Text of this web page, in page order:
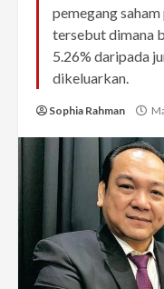
pemegang
tersebut dimana
5.26% daripada
dikeluarkan.
Sophia Rahman